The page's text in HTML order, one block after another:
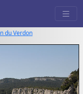
du Verdon